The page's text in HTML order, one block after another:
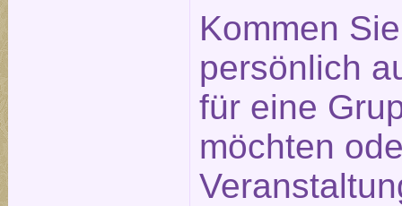
Kommen
persönlich
für eine
möchten